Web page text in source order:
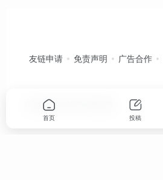
友链申请 免责声明 广告合作
Copyright © 2026
首页 投稿